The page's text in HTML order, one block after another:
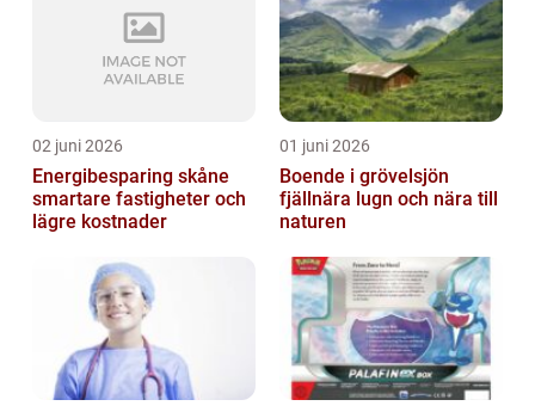
02 juni 2026
Energibesparing skåne
smartare fastigheter och
lägre kostnader
01 juni 2026
Boende i grövelsjön
fjällnära lugn och nära till
naturen